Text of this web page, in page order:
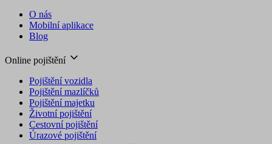
O nás
Mobilní aplikace
Blog
Online pojištění
Pojištění vozidla
Pojištění mazlíčků
Pojištění majetku
Životní pojištění
Cestovní pojištění
Úrazové pojištění